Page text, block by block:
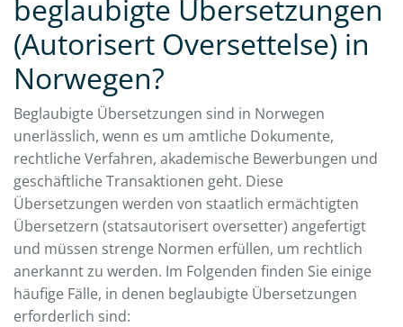
beglaubigte Übersetzungen
(Autorisert Oversettelse) in
Norwegen?
Beglaubigte Übersetzungen sind in Norwegen
unerlässlich, wenn es um amtliche Dokumente,
rechtliche Verfahren, akademische Bewerbungen und
geschäftliche Transaktionen geht. Diese
Übersetzungen werden von staatlich ermächtigten
Übersetzern (statsautorisert oversetter) angefertigt
und müssen strenge Normen erfüllen, um rechtlich
anerkannt zu werden. Im Folgenden finden Sie einige
häufige Fälle, in denen beglaubigte Übersetzungen
erforderlich sind: